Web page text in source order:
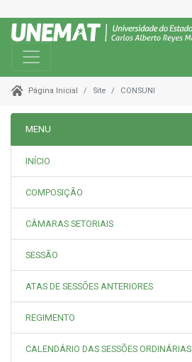
Toggle navigation
Página Inicial Site CONSUNI
MENU
INÍCIO
COMPOSIÇÃO
CÂMARAS SETORIAIS
SESSÃO
ATAS DE SESSÕES ANTERIORES
REGIMENTO
CALENDÁRIO DAS SESSÕES ORDINÁRIAS